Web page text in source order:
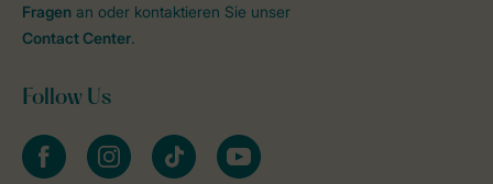
Fragen an oder kontaktieren Sie unser
Contact Center.
Follow Us
facebookinstagramtiktok youtube